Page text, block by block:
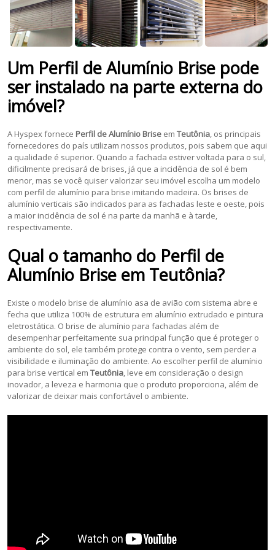
Um Perfil de Alumínio Brise pode
ser instalado na parte externa do
imóvel?
A Hyspex fornece Perfil de Alumínio Brise emTeutônia, os principais
fornecedores do país utilizam nossos produtos, pois sabem que aqui
a qualidade é superior. Quando a fachada estiver voltada para o sul,
dificilmente precisará de brises, já que a incidência de sol é bem
menor, mas se você quiser valorizar seu imóvel escolha um modelo
com perfil de alumínio para brise imitando madeira. Os brises de
alumínio verticais são indicados para as fachadas leste e oeste, pois
a maior incidência de sol é na parte da manhã e à tarde,
respectivamente.
Qual o tamanho do Perfil de
Alumínio Brise em Teutônia?
Existe o modelo brise de alumínio asa de avião com sistema abre e
fecha que utiliza 100% de estrutura em alumínio extrudado e pintura
eletrostática. O brise de alumínio para fachadas além de
desempenhar perfeitamente sua principal função que é proteger o
ambiente do sol, ele também protege contra o vento, sem perder a
visibilidade e iluminação do ambiente. Ao escolher perfil de alumínio
para brise vertical emTeutônia, leve em consideração o design
inovador, a leveza e harmonia que o produto proporciona, além de
valorizar de deixar mais confortável o ambiente.